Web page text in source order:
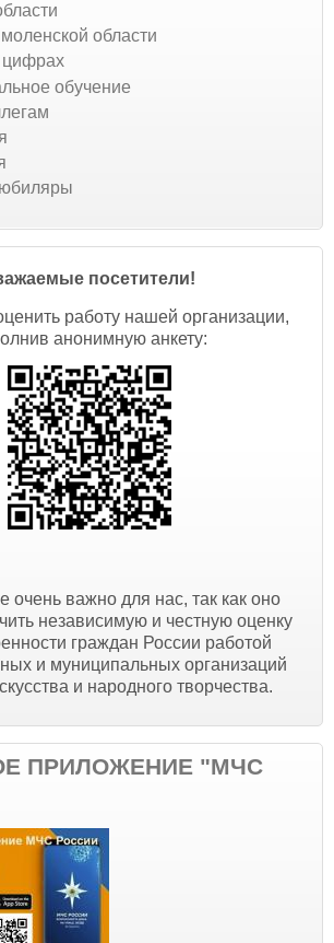
области
цифрах
обучение
посетители!
работу нашей организации,
анонимную анкету:
очень важно для нас, так как оно
независимую и честную оценку
граждан России работой
и муниципальных организаций
и народного творчества.
ПРИЛОЖЕНИЕ "МЧС